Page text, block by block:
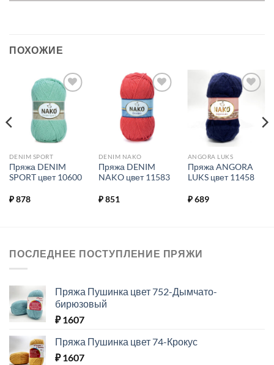
ПОХОЖИЕ
Добавить в
избранное.
DENIM SPORT
Пряжа DENIM
SPORT цвет 10600
₽878
Добавить в
избранное.
DENIM NAKO
Пряжа DENIM
NAKO цвет 11583
₽851
Добавить в
избранное.
ANGORA LUKS
Пряжа ANGORA
LUKS цвет 11458
₽689
ПОСЛЕДНЕЕ ПОСТУПЛЕНИЕ ПРЯЖИ
Пряжа Пушинка цвет 752-Дымчато-
бирюзовый
₽1607
Пряжа Пушинка цвет 74-Крокус
₽1607